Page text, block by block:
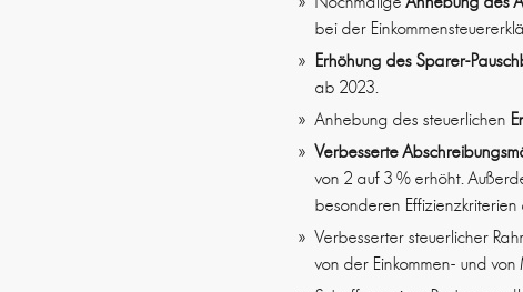
bei der
Erhöhung des Sparer-
ab 2023.
Anhebung des steuerlichen
Verbesserte
von 2 auf 3 % erhöht.
besonderen
Verbesserter steuerlicher
von der Einkommen- und